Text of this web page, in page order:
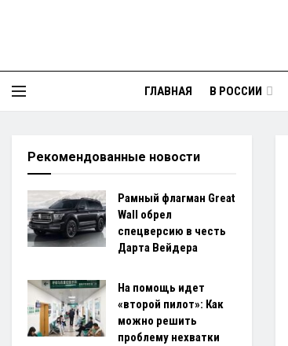
ГЛАВНАЯ В РОССИИ
Рекомендованные новости
Рамный флагман Great
Wall обрел
спецверсию в честь
Дарта Вейдера
На помощь идет
«второй пилот»: Как
можно решить
проблему нехватки